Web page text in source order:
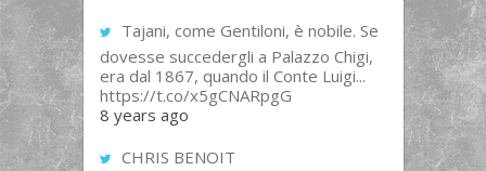
Tajani, come Gentiloni, è nobile. Se
dovesse succedergli a Palazzo Chigi,
era dal 1867, quando il Conte Luigi...
https://t.co/x5gCNARpgG
8 years ago
CHRIS BENOIT